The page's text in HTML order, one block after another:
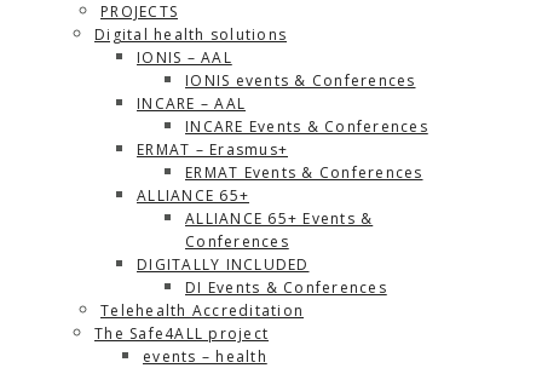
PROJECTS
Digital health solutions
IONIS – AAL
IONIS events & Conferences
INCARE – AAL
INCARE Events & Conferences
ERMAT – Erasmus+
ERMAT Events & Conferences
ALLIANCE 65+
ALLIANCE 65+ Events &
Conferences
DIGITALLY INCLUDED
DI Events & Conferences
Telehealth Accreditation
The Safe4ALL project
events – health